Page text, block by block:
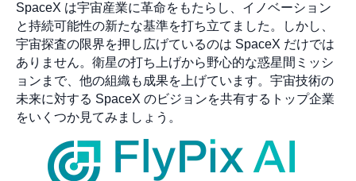
SpaceX は宇宙産業に革命をもたらし、イノベーション
と持続可能性の新たな基準を打ち立てました。しかし、
宇宙探査の限界を押し広げているのは SpaceX だけでは
ありません。衛星の打ち上げから野心的な惑星間ミッシ
ョンまで、他の組織も成果を上げています。宇宙技術の
未来に対する SpaceX のビジョンを共有するトップ企業
をいくつか見てみましょう。